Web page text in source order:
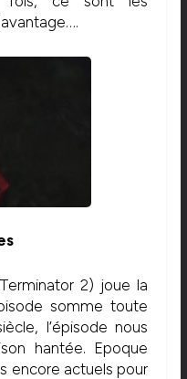
2) joue la
somme toute
l’épisode nous
hantée. Epoque
encore actuels pour